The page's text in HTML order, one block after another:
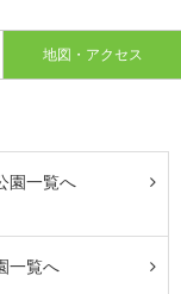
地図・アクセス
園一覧へ
一覧へ